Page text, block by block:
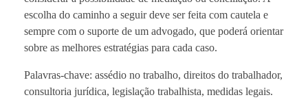
escolha do caminho a seguir deve ser feita com cautela e
sempre com o suporte de um advogado, que poderá orientar
sobre as melhores estratégias para cada caso.
Palavras-chave: assédio no trabalho, direitos do trabalhador,
consultoria jurídica, legislação trabalhista, medidas legais.